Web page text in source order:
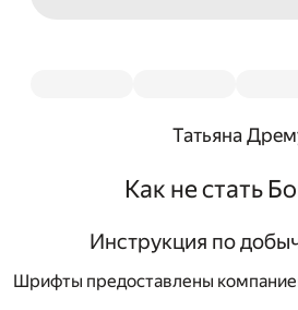
Татьяна
Как не стать
Инструкция по
Шрифты предоставлены